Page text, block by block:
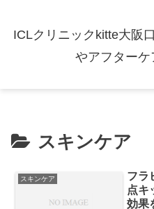
ICLクリニックkitte大阪
やアフターケ
スキンケア
スキンケア
フラ
点キ
効果